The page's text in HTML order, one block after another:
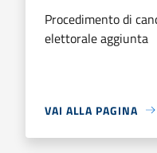
Procedimento di
elettorale aggiunta
VAI ALLA PAGINA